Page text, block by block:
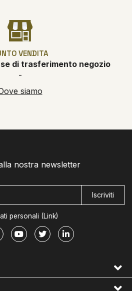
VENDITA
di trasferimento negozio
-
siamo
nostra newsletter
Iscriviti
personali (Link)